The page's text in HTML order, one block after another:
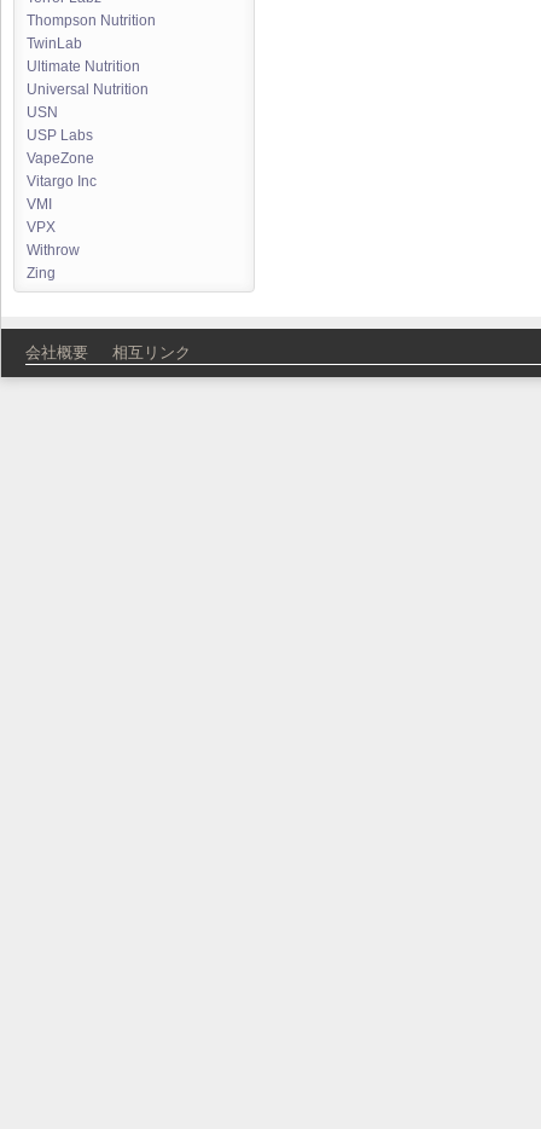
Thompson Nutrition
TwinLab
Ultimate Nutrition
Universal Nutrition
USN
USP Labs
VapeZone
Vitargo Inc
VMI
VPX
Withrow
Zing
会社概要 相互リンク